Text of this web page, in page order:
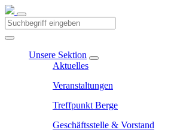
Unsere Sektion
Aktuelles
Veranstaltungen
Treffpunkt Berge
Geschäftsstelle & Vorstand